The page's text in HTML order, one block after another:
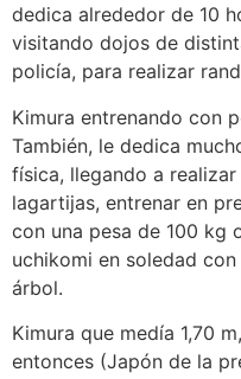
dedica alrededor de 10
visitando dojos de
policía, para realizar
Kimura entrenando con
También, le dedica
física, llegando a
lagartijas, entrenar en
con una pesa de 100 kg
uchikomi en soledad
árbol.
Kimura que medía 1,70
entonces (Japón de la